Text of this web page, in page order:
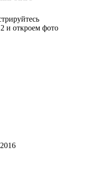
и откроем фото